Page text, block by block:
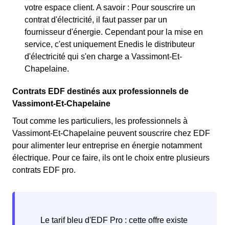
votre espace client. A savoir : Pour souscrire un
contrat d'électricité, il faut passer par un
fournisseur d'énergie. Cependant pour la mise en
service, c'est uniquement Enedis le distributeur
d'électricité qui s'en charge a Vassimont-Et-
Chapelaine.
Contrats EDF destinés aux professionnels de
Vassimont-Et-Chapelaine
Tout comme les particuliers, les professionnels à
Vassimont-Et-Chapelaine peuvent souscrire chez EDF
pour alimenter leur entreprise en énergie notamment
électrique. Pour ce faire, ils ont le choix entre plusieurs
contrats EDF pro.